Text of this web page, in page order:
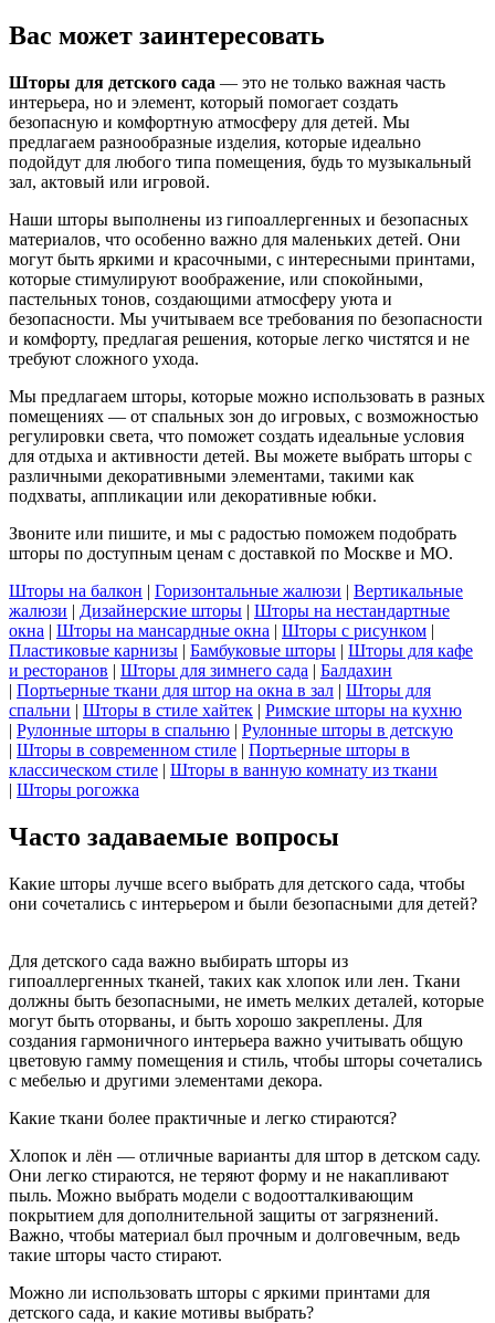
Вас может заинтересовать
Шторы для детского сада — это не только важная часть
интерьера, но и элемент, который помогает создать
безопасную и комфортную атмосферу для детей. Мы
предлагаем разнообразные изделия, которые идеально
подойдут для любого типа помещения, будь то музыкальный
зал, актовый или игровой.
Наши шторы выполнены из гипоаллергенных и безопасных
материалов, что особенно важно для маленьких детей. Они
могут быть яркими и красочными, с интересными принтами,
которые стимулируют воображение, или спокойными,
пастельных тонов, создающими атмосферу уюта и
безопасности. Мы учитываем все требования по безопасности
и комфорту, предлагая решения, которые легко чистятся и не
требуют сложного ухода.
Мы предлагаем шторы, которые можно использовать в разных
помещениях — от спальных зон до игровых, с возможностью
регулировки света, что поможет создать идеальные условия
для отдыха и активности детей. Вы можете выбрать шторы с
различными декоративными элементами, такими как
подхваты, аппликации или декоративные юбки.
Звоните или пишите, и мы с радостью поможем подобрать
шторы по доступным ценам с доставкой по Москве и МО.
Шторы на балкон | Горизонтальные жалюзи | Вертикальные
жалюзи | Дизайнерские шторы | Шторы на нестандартные
окна | Шторы на мансардные окна | Шторы с рисунком |
Пластиковые карнизы | Бамбуковые шторы | Шторы для кафе
и ресторанов | Шторы для зимнего сада | Балдахин
| Портьерные ткани для штор на окна в зал | Шторы для
спальни | Шторы в стиле хайтек | Римские шторы на кухню
| Рулонные шторы в спальню | Рулонные шторы в детскую
| Шторы в современном стиле | Портьерные шторы в
классическом стиле | Шторы в ванную комнату из ткани
| Шторы рогожка
Часто задаваемые вопросы
Какие шторы лучше всего выбрать для детского сада, чтобы
они сочетались с интерьером и были безопасными для детей?
Для детского сада важно выбирать шторы из
гипоаллергенных тканей, таких как хлопок или лен. Ткани
должны быть безопасными, не иметь мелких деталей, которые
могут быть оторваны, и быть хорошо закреплены. Для
создания гармоничного интерьера важно учитывать общую
цветовую гамму помещения и стиль, чтобы шторы сочетались
с мебелью и другими элементами декора.
Какие ткани более практичные и легко стираются?
Хлопок и лён — отличные варианты для штор в детском саду.
Они легко стираются, не теряют форму и не накапливают
пыль. Можно выбрать модели с водоотталкивающим
покрытием для дополнительной защиты от загрязнений.
Важно, чтобы материал был прочным и долговечным, ведь
такие шторы часто стирают.
Можно ли использовать шторы с яркими принтами для
детского сада, и какие мотивы выбрать?